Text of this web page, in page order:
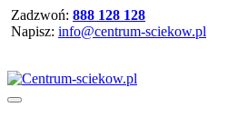
Zadzwoń: 888 128 128
Napisz: info@centrum-sciekow.pl